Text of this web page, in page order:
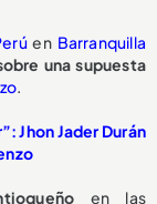
en Barranquilla
una supuesta
.
Jhon Jader Durán
en las